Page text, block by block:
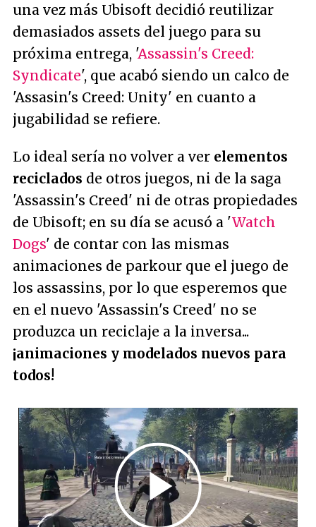
una vez más Ubisoft decidió reutilizar
demasiados assets del juego para su
próxima entrega, 'Assassin's Creed:
Syndicate', que acabó siendo un calco de
'Assasin's Creed: Unity' en cuanto a
jugabilidad se refiere.
Lo ideal sería no volver a ver elementos
reciclados de otros juegos, ni de la saga
'Assassin's Creed' ni de otras propiedades
de Ubisoft; en su día se acusó a 'Watch
Dogs' de contar con las mismas
animaciones de parkour que el juego de
los assassins, por lo que esperemos que
en el nuevo 'Assassin's Creed' no se
produzca un reciclaje a la inversa...
¡animaciones y modelados nuevos para
todos!